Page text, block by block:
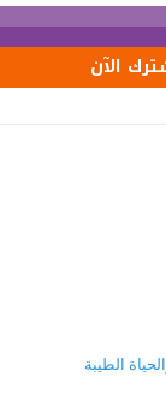
الآن
الطيبة